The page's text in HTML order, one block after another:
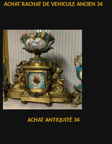
ACHAT RACHAT DE VEHICULE ANCIEN 34
ACHAT ANTIQUITÉ 34